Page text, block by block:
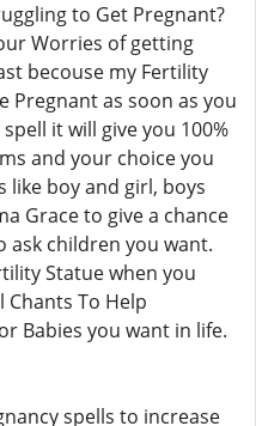
to Get Pregnant?
Worries of getting
becouse my Fertility
Pregnant as soon as you
it will give you 100%
and your choice you
like boy and girl, boys
Grace to give a chance
ask children you want.
Statue when you
Chants To Help
Babies you want in life.
spells to increase